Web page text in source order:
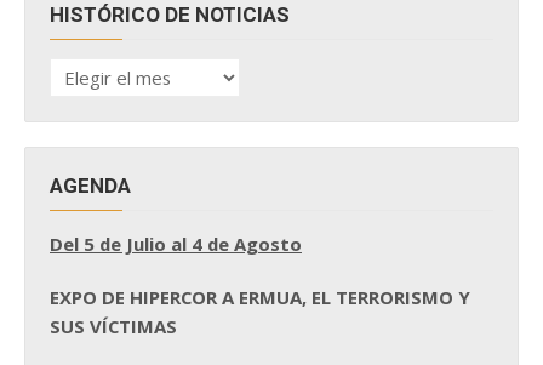
HISTÓRICO DE NOTICIAS
HISTÓRICO
DE
AGENDA
Del 5 de Julio al 4 de Agosto
EXPO DE HIPERCOR A ERMUA, EL TERRORISMO Y
SUS VÍCTIMAS